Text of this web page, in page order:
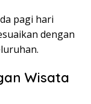
pagi hari
dengan
Wisata